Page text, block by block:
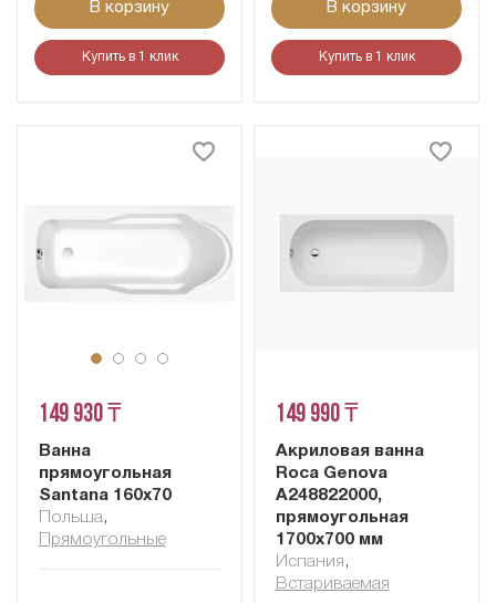
В корзину
Купить в 1 клик
В корзину
Купить в 1 клик
149 930 ₸
Ванна
прямоугольная
Santana 160x70
Польша,
Прямоугольные
149 990 ₸
Акриловая ванна
Roca Genova
A248822000,
прямоугольная
1700x700 мм
Испания ,
Встариваемая